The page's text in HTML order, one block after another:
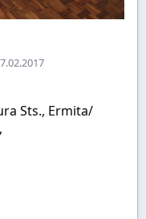
Sts., Ermita/